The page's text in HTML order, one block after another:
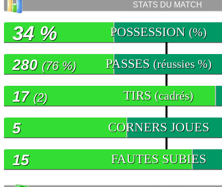
STATS DU MATCH
POSSESSION (%)
34 %
PASSES (réussies %)
280 (76 %)
TIRS (cadrés)
17 (2)
CORNERS JOUES
5
FAUTES SUBIES
15